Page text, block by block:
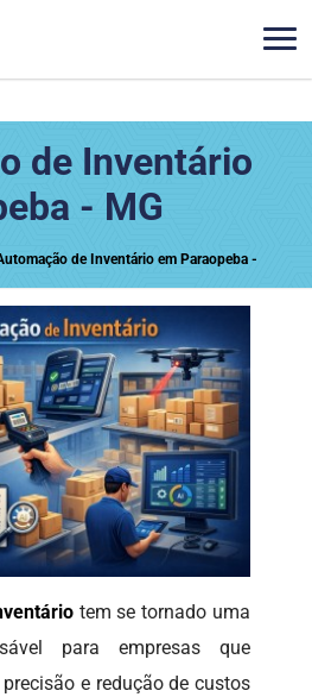
de Inventário
- MG
de Inventário em Paraopeba -
tem se tornado uma
para empresas que
e redução de custos